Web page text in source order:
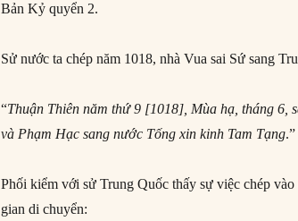
Bản Kỷ quyển 2.
Sử nước ta chép năm 1018, nhà Vua sai Sứ sang
“Thuận Thiên năm thứ 9 [1018], Mùa hạ, tháng 6,
và Phạm Hạc sang nước Tống xin kinh Tam Tạng
Phối kiểm với sử Trung Quốc thấy sự việc chép
gian di chuyển: